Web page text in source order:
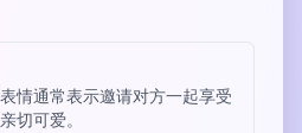
情通常表示邀请对方一起享受
切可爱。